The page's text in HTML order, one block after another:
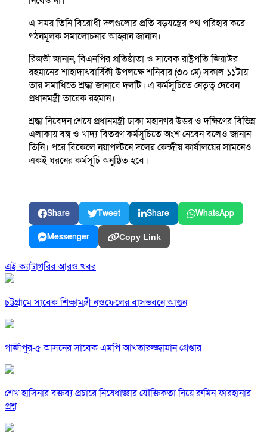
এ সময় তিনি বিরোধী দলগুলোর প্রতি ষড়যন্ত্রের পথ পরিহার করে
গঠনমূলক সমালোচনার আহ্বান জানান।
রিজভী জানান, বিএনপির প্রতিষ্ঠাতা ও সাবেক রাষ্ট্রপতি জিয়াউর
রহমানের শাহাদাৎবার্ষিকী উপলক্ষে শনিবার (৩০ মে) সকাল ১১টায়
তার সমাধিতে শ্রদ্ধা জানাবে দলটি। এ কর্মসূচিতে নেতৃত্ব দেবেন
প্রধানমন্ত্রী তারেক রহমান।
শ্রদ্ধা নিবেদন শেষে প্রধানমন্ত্রী ঢাকা মহানগর উত্তর ও দক্ষিণের বিভিন্ন
এলাকায় বস্ত্র ও খাদ্য বিতরণ কর্মসূচিতে অংশ নেবেন বলেও জানান
তিনি। পরে বিকেলে নয়াপল্টনে দলের কেন্দ্রীয় কার্যালয়ের সামনেও
একই ধরনের কর্মসূচি অনুষ্ঠিত হবে।
Share Tweet Share WhatsApp
Messenger Copy Link
এই ক্যাটাগরির আরও খবর
চট্টগ্রামে সাবেক শিক্ষামন্ত্রী নওফেলের বাসভবনে আগুন
গাজীপুর-৫ আসনের সাবেক এমপি আখতারুজ্জামান গ্রেপ্তার
শেখ হাসিনার বক্তব্য প্রচারে নিষেধাজ্ঞার যৌক্তিকতা নিয়ে রুমিন ফারহানার
প্রশ্ন